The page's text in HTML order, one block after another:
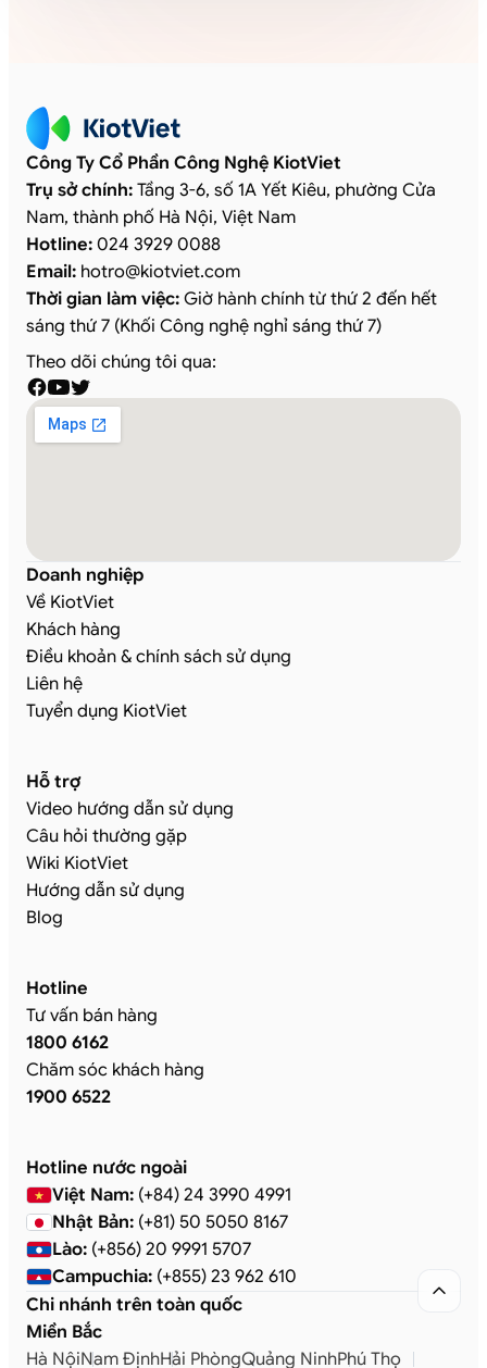
Công Ty Cổ Phần Công Nghệ KiotViet
Trụ sở chính: Tầng 3-6, số 1A Yết Kiêu, phường Cửa
Nam, thành phố Hà Nội, Việt Nam
Hotline: 024 3929 0088
Email: hotro@kiotviet.com
Thời gian làm việc: Giờ hành chính từ thứ 2 đến hết
sáng thứ 7 (Khối Công nghệ nghỉ sáng thứ 7)
Theo dõi chúng tôi qua:
Doanh nghiệp
Về KiotViet
Khách hàng
Điều khoản & chính sách sử dụng
Liên hệ
Tuyển dụng KiotViet
Hỗ trợ
Video hướng dẫn sử dụng
Câu hỏi thường gặp
Wiki KiotViet
Hướng dẫn sử dụng
Blog
Hotline
Tư vấn bán hàng
1800 6162
Chăm sóc khách hàng
1900 6522
Hotline nước ngoài
Việt Nam: (+84) 24 3990 4991
Nhật Bản: (+81) 50 5050 8167
Lào: (+856) 20 9991 5707
Campuchia: (+855) 23 962 610

Chi nhánh trên toàn quốc
Miền Bắc
Hà NộiNam ĐịnhHải PhòngQuảng NinhPhú Thọ